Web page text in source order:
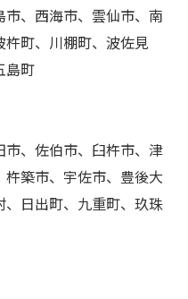
、西海市、雲仙市、南
町、川棚町、波佐見
島町
、佐伯市、臼杵市、津
築市、宇佐市、豊後大
日出町、九重町、玖珠